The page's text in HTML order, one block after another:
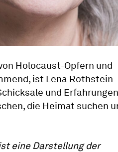
Holocaust-Opfern und
ist Lena Rothstein
und Erfahrungen
die Heimat suchen
eine Darstellung der